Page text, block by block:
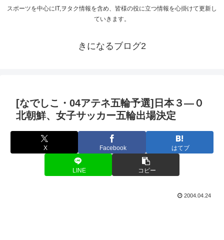
スポーツを中心にIT,ヲタク情報を含め、皆様の役に立つ情報を心掛けて更新し
ていきます。
きになるブログ2
[なでしこ・04アテネ五輪予選]日本３―０
北朝鮮、女子サッカー五輪出場決定
X Facebook はてブ
LINE コピー
2004.04.24